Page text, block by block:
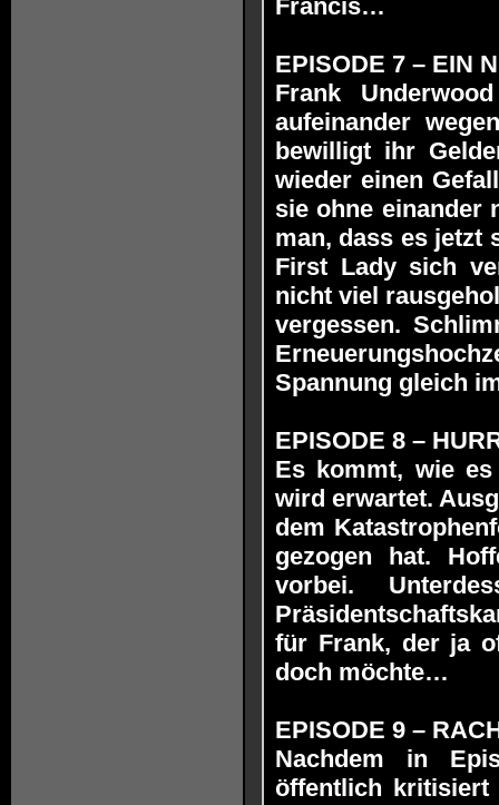
Francis…
EPISODE 7 – EIN
Frank
aufeinander
bewilligt ihr
wieder einen
sie ohne einander
man, dass es jetzt
First Lady sich
nicht viel
vergessen.
Spannung gleich
EPISODE 8 –
Es kommt, wie
wird erwartet.
dem
gezogen hat.
vorbei.
für Frank, der ja
doch möchte…
EPISODE 9 –
Nachdem in
öffentlich kritisiert